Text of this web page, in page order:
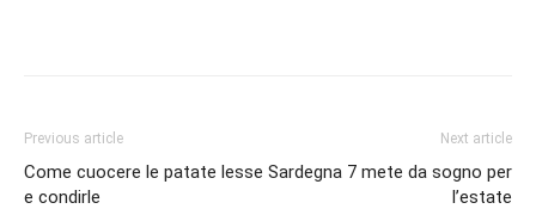
Previous article
Come cuocere le patate lesse
e condirle
Next article
Sardegna 7 mete da sogno per
l’estate